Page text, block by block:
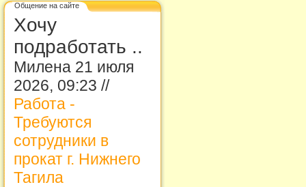
Общение на сайте
Хочу
подработать ..
Милена 21 июля
2026, 09:23 //
Работа -
Требуются
сотрудники в
прокат г. Нижнего
Тагила